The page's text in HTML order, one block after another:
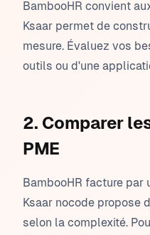
BambooHR convient
Ksaar permet de
mesure. Évaluez vos
outils ou d'une
2. Comparer
PME
BambooHR facture
Ksaar nocode propose
selon la complexité.